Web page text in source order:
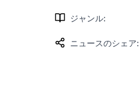
ジャンル:
ニュースのシェア: